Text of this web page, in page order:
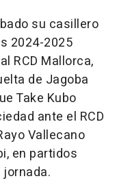
su casillero
2024-2025
RCD Mallorca,
de Jagoba
Take Kubo
ante el RCD
Vallecano
en partidos